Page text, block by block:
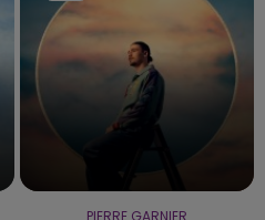
PIERRE GARNIER